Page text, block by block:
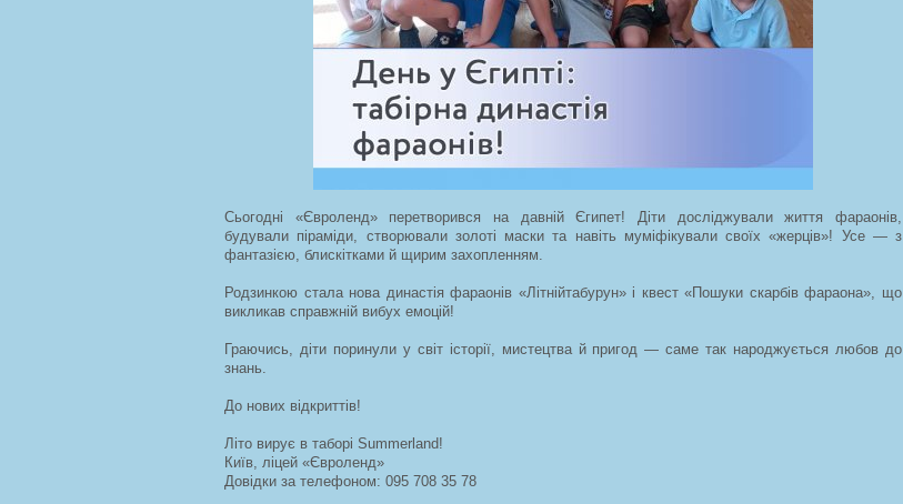
Сьогодні «Євроленд» перетворився на давній Єгипет! Діти досліджували життя фараонів,
будували піраміди, створювали золоті маски та навіть муміфікували своїх «жерців»! Усе — з
фантазією, блискітками й щирим захопленням.
Родзинкою стала нова династія фараонів «Літнійтабурун» і квест «Пошуки скарбів фараона», що
викликав справжній вибух емоцій!
Граючись, діти поринули у світ історії, мистецтва й пригод — саме так народжується любов до
знань.
До нових відкриттів!
Літо вирує в таборі Summerland!
Київ, ліцей «Євроленд»
Довідки за телефоном: 095 708 35 78